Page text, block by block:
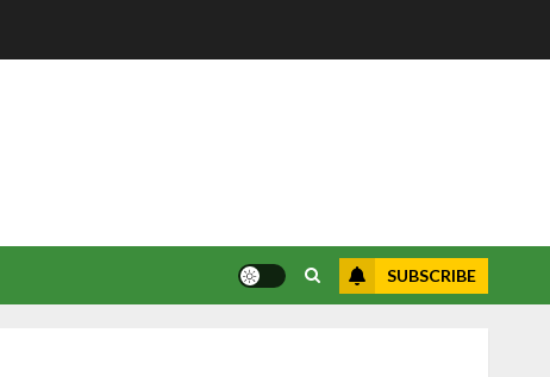
SUBSCRIBE